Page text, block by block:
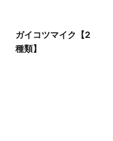
ガイコツマイク【2
種類】